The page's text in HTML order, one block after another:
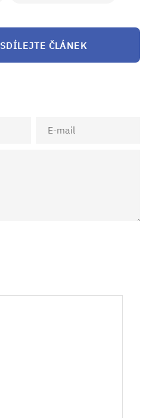
SDÍLEJTE ČLÁNEK